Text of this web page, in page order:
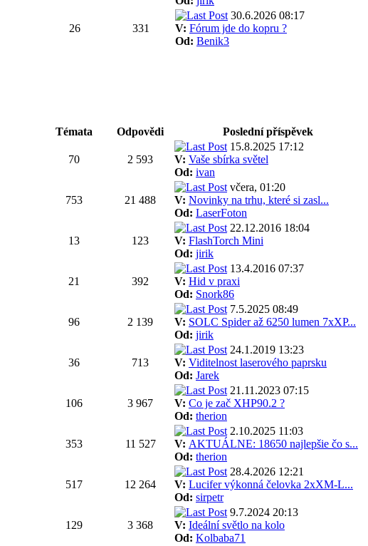
26 331
30.6.2026 08:17
V: Fórum jde do kopru ?
Od: Benik3
Témata Odpovědi
Poslední příspěvek
70 2 593
15.8.2025 17:12
V: Vaše sbírka světel
Od: ivan
753 21 488
včera, 01:20
V: Novinky na trhu, které si zasl...
Od: LaserFoton
13 123
22.12.2016 18:04
V: FlashTorch Mini
Od: jirik
21 392
13.4.2016 07:37
V: Hid v praxi
Od: Snork86
96 2 139
7.5.2025 08:49
V: SOLC Spider až 6250 lumen 7xXP...
Od: jirik
36 713
24.1.2019 13:23
V: Viditelnost laserového paprsku
Od: Jarek
106 3 967
21.11.2023 07:15
V: Co je zač XHP90.2 ?
Od: therion
353 11 527
2.10.2025 11:03
V: AKTUÁLNE: 18650 najlepšie čo s...
Od: therion
517 12 264
28.4.2026 12:21
V: Lucifer výkonná čelovka 2xXM-L...
Od: sirpetr
129 3 368
9.7.2024 20:13
V: Ideální světlo na kolo
Od: Kolbaba71